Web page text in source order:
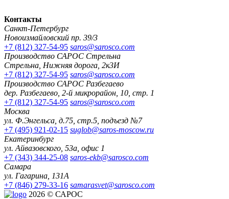
Контакты
Санкт-Петербург
Новоизмайловский пр. 39/3
+7 (812) 327-54-95 saros@sarosco.com
Производство САРОС Стрельна
Стрельна, Нижняя дорога, 2к3И
+7 (812) 327-54-95 saros@sarosco.com
Производство САРОС Разбегаево
дер. Разбегаево, 2-й микрорайон, 10, стр. 1
+7 (812) 327-54-95 saros@sarosco.com
Москва
ул. Ф.Энгельса, д.75, стр.5, подъезд №7
+7 (495) 921-02-15 suglob@saros-moscow.ru
Екатеринбург
ул. Айвазовского, 53а, офис 1
+7 (343) 344-25-08 saros-ekb@sarosco.com
Самара
ул. Гагарина, 131А
+7 (846) 279-33-16 samarasvet@sarosco.com
2026 © САРОС